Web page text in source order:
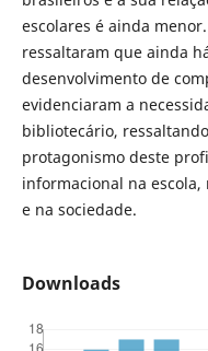
escolares é ainda
ressaltaram que ainda
desenvolvimento de
evidenciaram a
bibliotecário,
protagonismo deste
informacional na
e na sociedade.
Downloads